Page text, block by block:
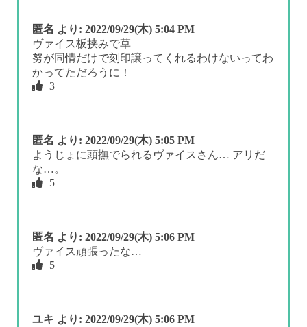
匿名 より: 2022/09/29(木) 5:04 PM
ヴァイス板挟みで草
努が同情だけで刻印譲ってくれるわけないってわ
かってただろうに！
3
匿名 より: 2022/09/29(木) 5:05 PM
ようじょに頭撫でられるヴァイスさん… アリだ
な…。
5
匿名 より: 2022/09/29(木) 5:06 PM
ヴァイス頑張ったな…
5
ユキ より: 2022/09/29(木) 5:06 PM